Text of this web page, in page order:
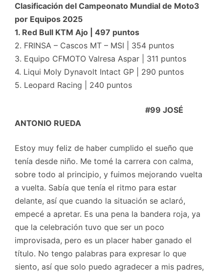
Clasificación del Campeonato Mundial de Moto3
por Equipos 2025
1. Red Bull KTM Ajo | 497 puntos
2. FRINSA – Cascos MT – MSI | 354 puntos
3. Equipo CFMOTO Valresa Aspar | 311 puntos
4. Liqui Moly Dynavolt Intact GP | 290 puntos
5. Leopard Racing | 240 puntos
#99 JOSÉ
ANTONIO RUEDA
Estoy muy feliz de haber cumplido el sueño que
tenía desde niño. Me tomé la carrera con calma,
sobre todo al principio, y fuimos mejorando vuelta
a vuelta. Sabía que tenía el ritmo para estar
delante, así que cuando la situación se aclaró,
empecé a apretar. Es una pena la bandera roja, ya
que la celebración tuvo que ser un poco
improvisada, pero es un placer haber ganado el
título. No tengo palabras para expresar lo que
siento, así que solo puedo agradecer a mis padres,